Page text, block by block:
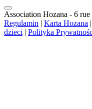
Association Hozana - 6
Regulamin | Karta Hozana |
dzieci | Polityka